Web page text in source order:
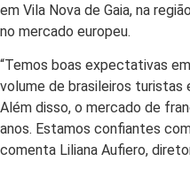
em Vila Nova de Gaia, na
no mercado europeu.
“Temos boas expectativas
volume de brasileiros turistas
Além disso, o mercado de
anos. Estamos confiantes
comenta Liliana Aufiero,